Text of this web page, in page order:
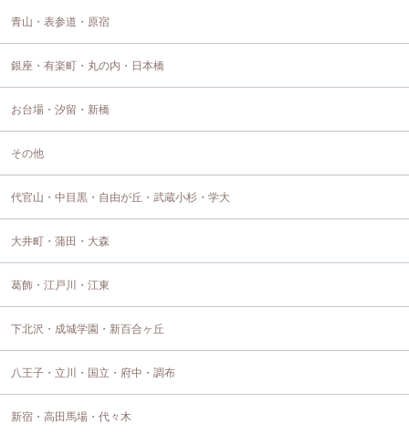
青山・表参道・原宿
銀座・有楽町・丸の内・日本橋
お台場・汐留・新橋
その他
代官山・中目黒・自由が丘・武蔵小杉・学大
大井町・蒲田・大森
葛飾・江戸川・江東
下北沢・成城学園・新百合ヶ丘
八王子・立川・国立・府中・調布
新宿・高田馬場・代々木